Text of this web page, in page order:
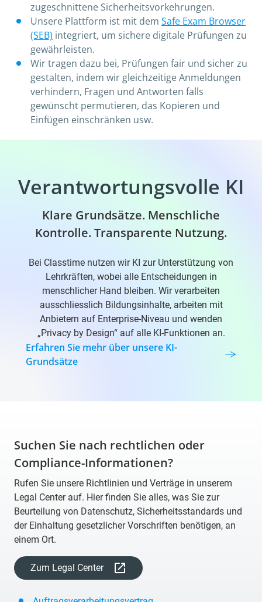
zugeschnittene Sicherheitsvorkehrungen.
Unsere Plattform ist mit dem Safe Exam Browser
(SEB) integriert, um sichere digitale Prüfungen zu
gewährleisten.
Wir tragen dazu bei, Prüfungen fair und sicher zu
gestalten, indem wir gleichzeitige Anmeldungen
verhindern, Fragen und Antworten falls
gewünscht permutieren, das Kopieren und
Einfügen einschränken usw.
Verantwortungsvolle KI
Klare Grundsätze. Menschliche
Kontrolle. Transparente Nutzung.
Bei Classtime nutzen wir KI zur Unterstützung von
Lehrkräften, wobei alle Entscheidungen in
menschlicher Hand bleiben. Wir verarbeiten
ausschliesslich Bildungsinhalte, arbeiten mit
Anbietern auf Enterprise-Niveau und wenden
„Privacy by Design“ auf alle KI-Funktionen an.
Erfahren Sie mehr über unsere KI-
Grundsätze
Suchen Sie nach rechtlichen oder
Compliance-Informationen?
Rufen Sie unsere Richtlinien und Verträge in unserem
Legal Center auf. Hier finden Sie alles, was Sie zur
Beurteilung von Datenschutz, Sicherheitsstandards und
der Einhaltung gesetzlicher Vorschriften benötigen, an
einem Ort.
Zum Legal Center